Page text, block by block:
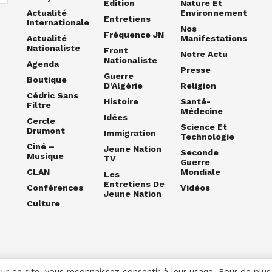
Actualité
Internationale
Actualité
Nationaliste
Agenda
Boutique
Cédric Sans
Filtre
Cercle
Drumont
Ciné –
Musique
CLAN
Conférences
Culture
Édition
Entretiens
Fréquence JN
Front
Nationaliste
Guerre
D'Algérie
Histoire
Idées
Immigration
Jeune Nation
TV
Les
Entretiens De
Jeune Nation
Nature Et
Environnement
Nos
Manifestations
Notre Actu
Presse
Religion
Santé-
Médecine
Science Et
Technologie
Seconde
Guerre
Mondiale
Vidéos